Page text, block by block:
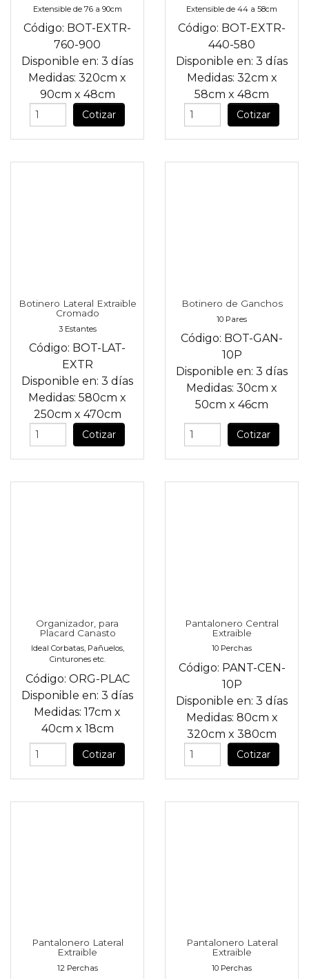
Extensible de 76 a 90cm
Código: BOT-EXTR-
760-900
Disponible en: 3 días
Medidas: 320cm x
90cm x 48cm
Cotizar
Extensible de 44 a 58cm
Código: BOT-EXTR-
440-580
Disponible en: 3 días
Medidas: 32cm x
58cm x 48cm
Cotizar
Botinero Lateral Extraible
Cromado
3 Estantes
Código: BOT-LAT-
EXTR
Disponible en: 3 días
Medidas: 580cm x
250cm x 470cm
Cotizar
Botinero de Ganchos
10 Pares
Código: BOT-GAN-
10P
Disponible en: 3 días
Medidas: 30cm x
50cm x 46cm
Cotizar
Organizador, para
Placard Canasto
Ideal Corbatas, Pañuelos,
Cinturones etc.
Código: ORG-PLAC
Disponible en: 3 días
Medidas: 17cm x
40cm x 18cm
Cotizar
Pantalonero Central
Extraible
10 Perchas
Código: PANT-CEN-
10P
Disponible en: 3 días
Medidas: 80cm x
320cm x 380cm
Cotizar
Pantalonero Lateral
Extraible
12 Perchas
Pantalonero Lateral
Extraible
10 Perchas